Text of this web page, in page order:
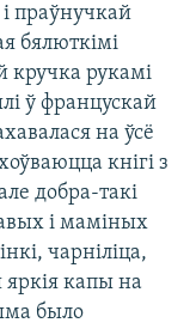
праўнучкай
бялюткімі
кручка рукамі
ў францускай
на ўсё
кнігі з
добра-такі
і маміных
чарніліца,
капы на
было